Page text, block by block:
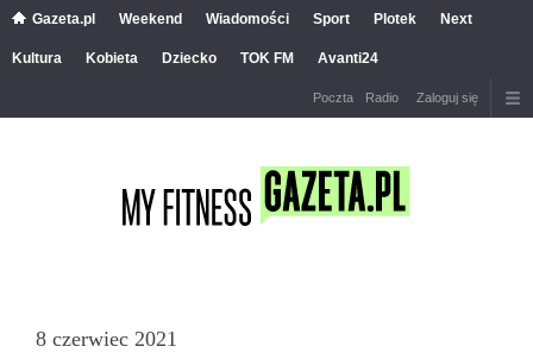
Gazeta.pl Weekend Wiadomości Sport Plotek Next
Kultura Kobieta Dziecko TOK FM Avanti24
Poczta Radio Zaloguj się
8 czerwiec 2021